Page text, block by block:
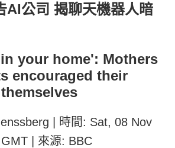
AI公司 揭聊天機器人暗
your home': Mothers
encouraged their
| 時間: Sat, 08 Nov
| 來源: BBC